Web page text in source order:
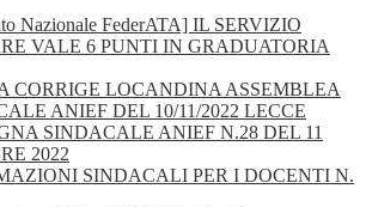
Nazionale FederATA] IL SERVIZIO
VALE 6 PUNTI IN GRADUATORIA
CORRIGE LOCANDINA ASSEMBLEA
ANIEF DEL 10/11/2022 LECCE
SINDACALE ANIEF N.28 DEL 11
2022
SINDACALI PER I DOCENTI N.